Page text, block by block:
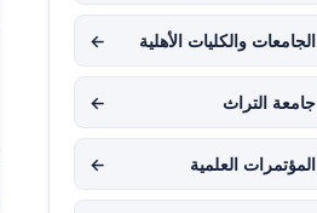
الجامعات والكليات الأهلية ←
جامعة التراث ←
المؤتمرات العلمية ←